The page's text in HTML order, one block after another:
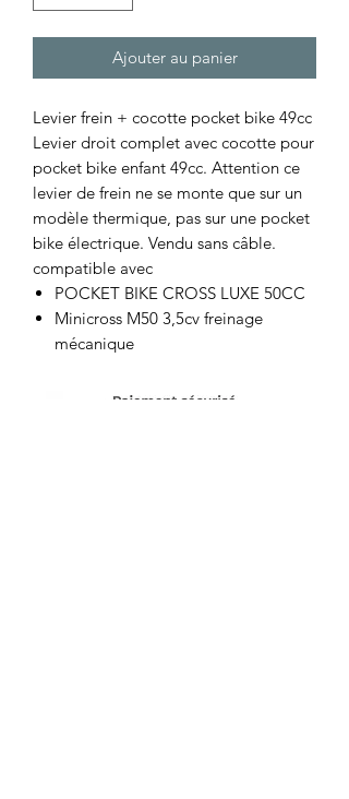
Ajouter au panier
Levier frein + cocotte pocket bike 49cc
Levier droit complet avec cocotte pour
pocket bike enfant 49cc. Attention ce
levier de frein ne se monte que sur un
modèle thermique, pas sur une pocket
bike électrique. Vendu sans câble.
compatible avec
POCKET BIKE CROSS LUXE 50CC
Minicross M50 3,5cv freinage
mécanique